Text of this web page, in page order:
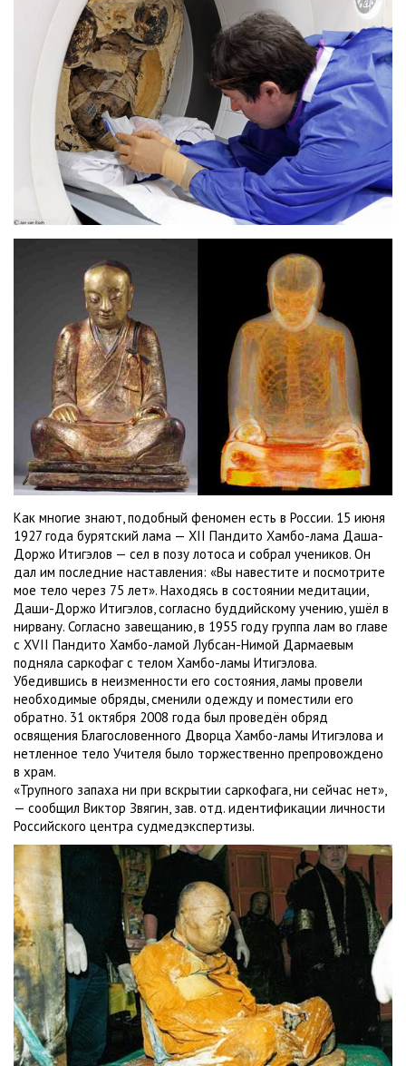
Как многие знают, подобный феномен есть в России. 15 июня
1927 года бурятский лама — XII Пандито Хамбо-лама Даша-
Доржо Итигэлов — сел в позу лотоса и собрал учеников. Он
дал им последние наставления: «Вы навестите и посмотрите
мое тело через 75 лет». Находясь в состоянии медитации,
Даши-Доржо Итигэлов, согласно буддийскому учению, ушёл в
нирвану. Согласно завещанию, в 1955 году группа лам во главе
с XVII Пандито Хамбо-ламой Лубсан-Нимой Дармаевым
подняла саркофаг с телом Хамбо-ламы Итигэлова.
Убедившись в неизменности его состояния, ламы провели
необходимые обряды, сменили одежду и поместили его
обратно. 31 октября 2008 года был проведён обряд
освящения Благословенного Дворца Хамбо-ламы Итигэлова и
нетленное тело Учителя было торжественно препровождено
в храм.
«Трупного запаха ни при вскрытии саркофага, ни сейчас нет»,
— сообщил Виктор Звягин, зав. отд. идентификации личности
Российского центра судмедэкспертизы.